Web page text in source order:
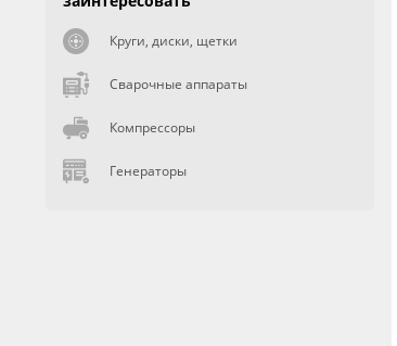
Круги, диски, щетки
Сварочные аппараты
Компрессоры
Генераторы